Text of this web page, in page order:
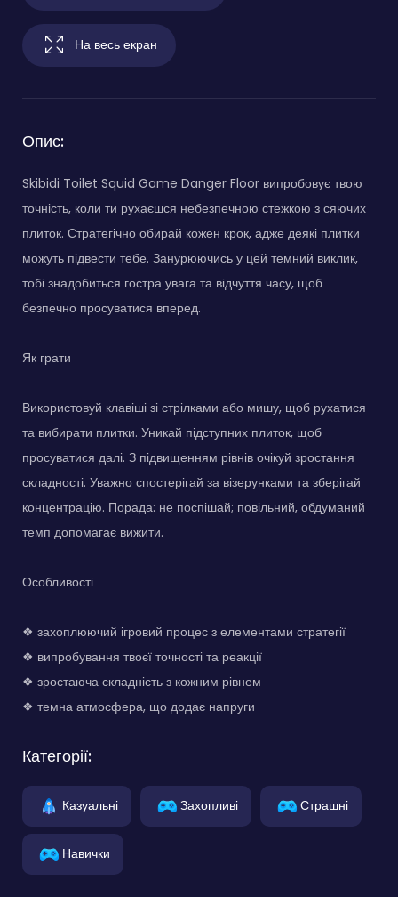
На весь екран
Опис:
Skibidi Toilet Squid Game Danger Floor випробовує твою
точність, коли ти рухаєшся небезпечною стежкою з сяючих
плиток. Стратегічно обирай кожен крок, адже деякі плитки
можуть підвести тебе. Занурюючись у цей темний виклик,
тобі знадобиться гостра увага та відчуття часу, щоб
безпечно просуватися вперед.
Як грати
Використовуй клавіші зі стрілками або мишу, щоб рухатися
та вибирати плитки. Уникай підступних плиток, щоб
просуватися далі. З підвищенням рівнів очікуй зростання
складності. Уважно спостерігай за візерунками та зберігай
концентрацію. Порада: не поспішай; повільний, обдуманий
темп допомагає вижити.
Особливості
❖ захоплюючий ігровий процес з елементами стратегії
❖ випробування твоєї точності та реакції
❖ зростаюча складність з кожним рівнем
❖ темна атмосфера, що додає напруги
Категорії:
Казуальні Захопливі Страшні
Навички